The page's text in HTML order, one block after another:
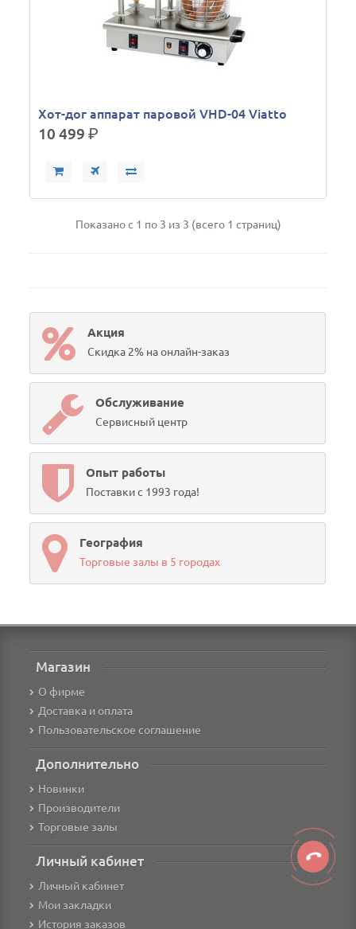
Хот-дог аппарат паровой VHD-04 Viatto
10 499р.
Показано с 1 по 3 из 3 (всего 1 страниц)
Акция
Скидка 2% на онлайн-заказ
Обслуживание
Сервисный центр
Опыт работы
Поставки с 1993 года!
География
Торговые залы в 5 городах
Магазин
О фирме
Доставка и оплата
Пользовательское соглашение
Дополнительно
Новинки
Производители
Торговые залы
Личный кабинет
Личный кабинет
Мои закладки
История заказов